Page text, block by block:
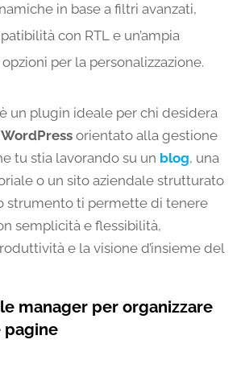
in base a filtri avanzati,
con RTL e un’ampia
per la personalizzazione.
un plugin ideale per chi desidera
orientato alla gestione
tu stia lavorando su un blog, una
o un sito aziendale strutturato
strumento ti permette di tenere
semplicità e flessibilità,
e la visione d’insieme del
manager per organizzare
pagine